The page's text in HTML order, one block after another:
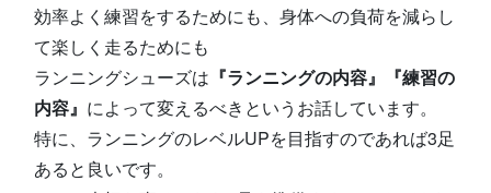
効率よく練習をするためにも、身体への負荷を減らし
て楽しく走るためにも
ランニングシューズは 『ランニングの内容』『練習の
内容』 によって変えるべきというお話しています。
特に、ランニングのレベルUPを目指すのであれば3足
あると良いです。